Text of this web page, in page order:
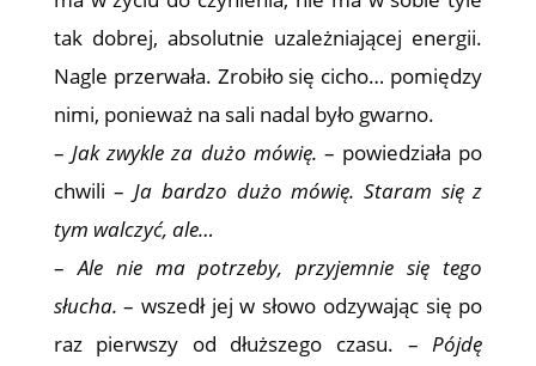
tak dobrej, absolutnie uzależniającej energii.
Nagle przerwała. Zrobiło się cicho… pomiędzy
nimi, ponieważ na sali nadal było gwarno.
– Jak zwykle za dużo mówię. – powiedziała po
chwili –Ja bardzo dużo mówię. Staram się z
tym walczyć, ale…
–Ale nie ma potrzeby, przyjemnie się tego
słucha. – wszedł jej w słowo odzywając się po
raz pierwszy od dłuższego czasu. –Pójdę